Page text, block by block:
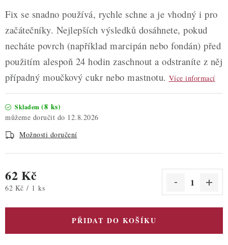
Fix se snadno používá, rychle schne a je vhodný i pro
začátečníky. Nejlepších výsledků dosáhnete, pokud
necháte povrch (například marcipán nebo fondán) před
použitím alespoň 24 hodin zaschnout a odstraníte z něj
případný moučkový cukr nebo mastnotu. Více informací
Skladem (8 ks)
12.8.2026
Možnosti doručení
62 Kč
Měrná cena:
62 Kč / 1 ks
PŘIDAT DO KOŠÍKU